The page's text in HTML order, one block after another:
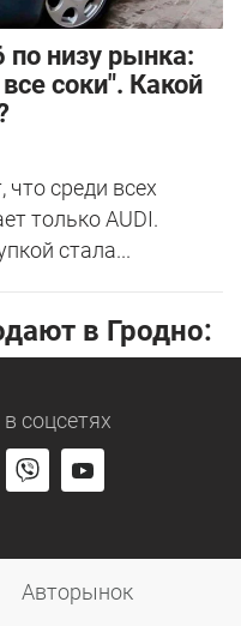
по низу рынка:
соки". Какой
среди всех
только AUDI.
стала...
в Гродно:
в соцсетях
Авторынок